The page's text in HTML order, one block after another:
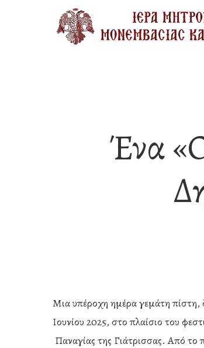
Ένα
Μια υπέροχη ημέρα γεμάτη πίστη,
Ιουνίου 2025, στο πλαίσιο του
Παναγίας της Γιάτρισσας. Από το